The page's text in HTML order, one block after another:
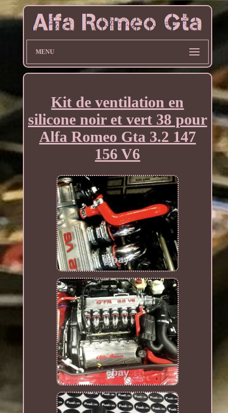
MENU
Kit de ventilation en
silicone noir et vert 38 pour
Alfa Romeo Gta 3.2 147
156 V6